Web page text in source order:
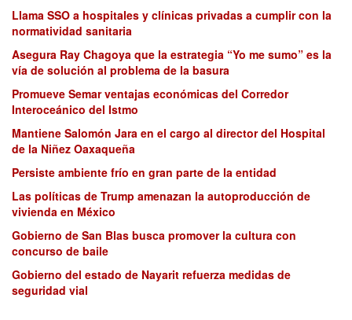
Llama SSO a hospitales y clínicas privadas a cumplir con la
normatividad sanitaria
Asegura Ray Chagoya que la estrategia “Yo me sumo” es la
vía de solución al problema de la basura
Promueve Semar ventajas económicas del Corredor
Interoceánico del Istmo
Mantiene Salomón Jara en el cargo al director del Hospital
de la Niñez Oaxaqueña
Persiste ambiente frío en gran parte de la entidad
Las políticas de Trump amenazan la autoproducción de
vivienda en México
Gobierno de San Blas busca promover la cultura con
concurso de baile
Gobierno del estado de Nayarit refuerza medidas de
seguridad vial